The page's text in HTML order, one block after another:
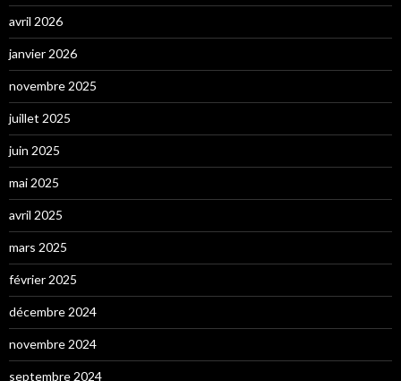
avril 2026
janvier 2026
novembre 2025
juillet 2025
juin 2025
mai 2025
avril 2025
mars 2025
février 2025
décembre 2024
novembre 2024
septembre 2024